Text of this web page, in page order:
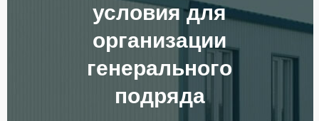
условия для
организации
генерального
подряда